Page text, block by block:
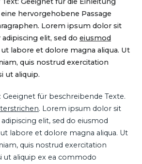
hervorgehobene Passage
Lorem ipsum dolor sit
elit, sed do eiusmod
labore et dolore magna aliqua. Ut
quis nostrud exercitation
ut aliquip.
Geeignet für beschreibende Texte.
. Lorem ipsum dolor sit
adipiscing elit, sed do eiusmod
labore et dolore magna aliqua. Ut
quis nostrud exercitation
ut aliquip ex ea commodo